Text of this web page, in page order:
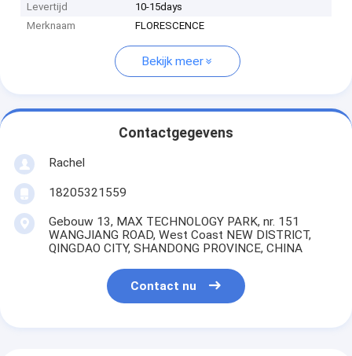
Levertijd
10-15days
Merknaam
FLORESCENCE
Bekijk meer
Contactgegevens
Rachel
18205321559
Gebouw 13, MAX TECHNOLOGY PARK, nr. 151
WANGJIANG ROAD, West Coast NEW DISTRICT,
QINGDAO CITY, SHANDONG PROVINCE, CHINA
Contact nu